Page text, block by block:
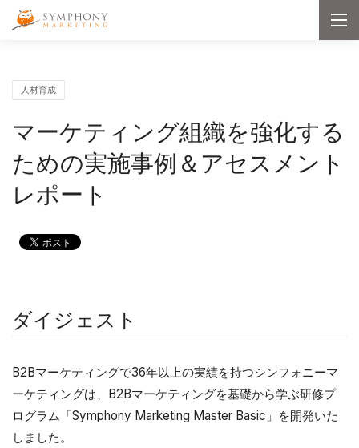
メインコンテンツへ移動
メ
人材育成
マーケティング組織を強化する
ための実施事例＆ アセスメント
レポート
ダイジェスト
B2Bマーケティングで36年以上の実績を持つシンフォニーマ
ーケティングは、B2Bマーケティングを基礎から学ぶ研修プ
ログラム「Symphony Marketing Master Basic」を開発いた
しました。